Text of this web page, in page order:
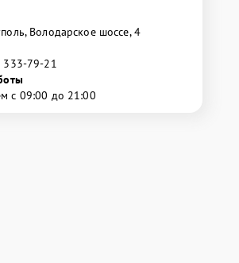
Володарское шоссе, 4
333-79-21
с 09:00 до 21:00